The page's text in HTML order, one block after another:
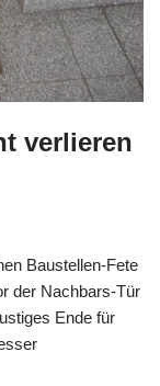
verlieren
Baustellen-Fete
der Nachbars-Tür
Ende für